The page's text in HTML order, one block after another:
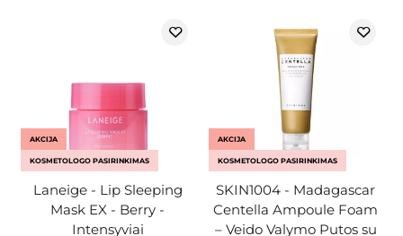
AKCIJA
KOSMETOLOGO PASIRINKIMAS
Laneige - Lip Sleeping
Mask EX - Berry -
Intensyviai
AKCIJA
KOSMETOLOGO PASIRINKIMAS
SKIN1004 - Madagascar
Centella Ampoule Foam
– Veido Valymo Putos su